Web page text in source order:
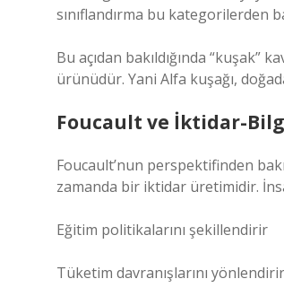
sınıflandırma bu kategorilerden
Bu açıdan bakıldığında “kuşak”
ürünüdür. Yani Alfa kuşağı,
Foucault ve İktidar-
Foucault’nun perspektifinden
zamanda bir iktidar üretimidir.
Eğitim politikalarını şekillendirir
Tüketim davranışlarını yönlendirir